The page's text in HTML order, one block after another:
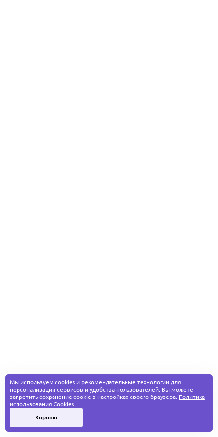
Мы используем cookies и рекомендательные технологии для
персонализации сервисов и удобства пользователей. Вы можете
запретить сохранение cookie в настройках своего браузера. Политика
использования Cookies
Хорошо